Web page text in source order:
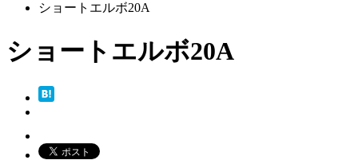
ショートエルボ20A
ショートエルボ20A